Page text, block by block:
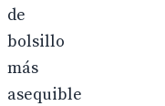
de
bolsillo
más
asequible